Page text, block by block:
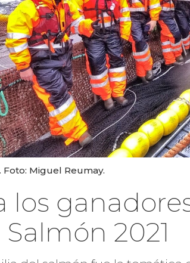
Miguel Reumay.
los
2021